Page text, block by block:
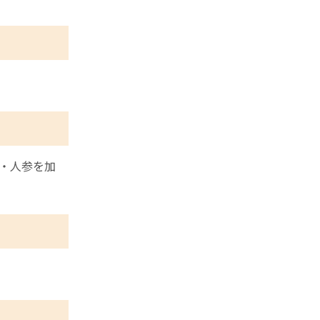
人参を加